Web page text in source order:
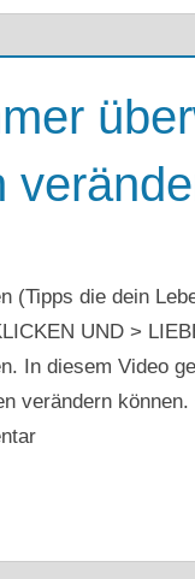
(Tipps die dein
UND >
In diesem Video
verändern